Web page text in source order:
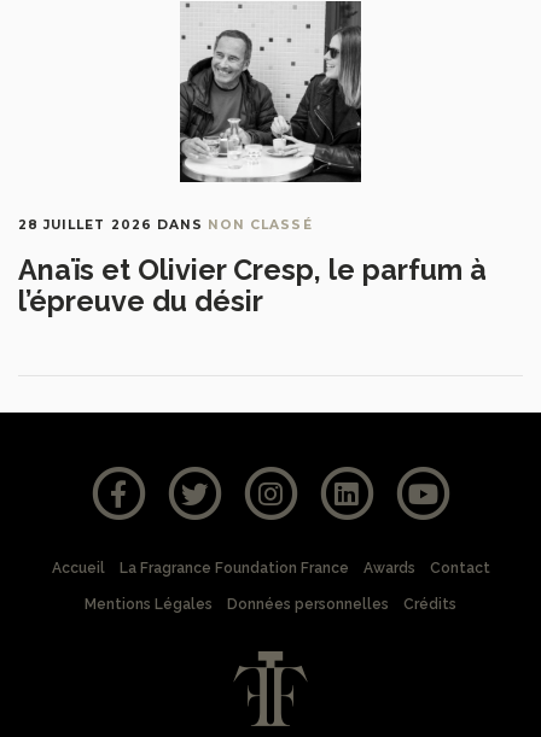
28 JUILLET 2026 DANS NON CLASSÉ
Anaïs et Olivier Cresp, le parfum à
l’épreuve du désir
Accueil La Fragrance Foundation France Awards Contact
Mentions Légales Données personnelles Crédits